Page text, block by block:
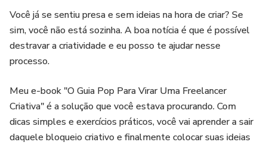
Você já se sentiu presa e sem ideias na hora de criar? Se
sim, você não está sozinha. A boa notícia é que é possível
destravar a criatividade e eu posso te ajudar nesse
processo.
Meu e-book "O Guia Pop Para Virar Uma Freelancer
Criativa" é a solução que você estava procurando. Com
dicas simples e exercícios práticos, você vai aprender a sair
daquele bloqueio criativo e finalmente colocar suas ideias